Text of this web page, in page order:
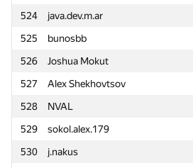
524
java.dev.m.ar
525
bunosbb
526
Joshua Mokut
527
Alex Shekhovtsov
528
NVAL
529
sokol.alex.179
530
j.nakus
501 IgorZakharov02
502
demkozlov
503
ivanger2001
504
MrDindows
505
SavkinSD
506
Saaho.rmolenko
507
an.jaguar1996